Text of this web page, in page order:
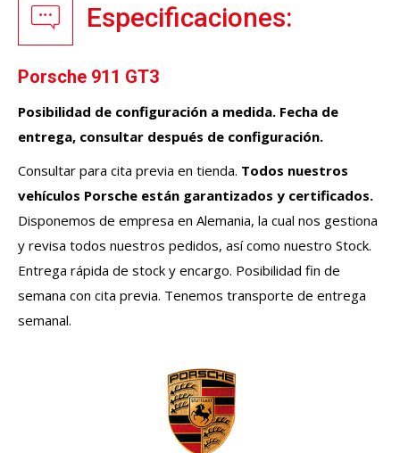
Especificaciones:
Porsche 911 GT3
Posibilidad de configuración a medida. Fecha de
entrega, consultar después de configuración.
Consultar para cita previa en tienda. Todos nuestros
vehículos Porsche están garantizados y certificados.
Disponemos de empresa en Alemania, la cual nos gestiona
y revisa todos nuestros pedidos, así como nuestro Stock.
Entrega rápida de stock y encargo. Posibilidad fin de
semana con cita previa. Tenemos transporte de entrega
semanal.